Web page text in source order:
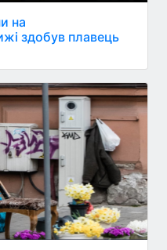
на
здобув плавець